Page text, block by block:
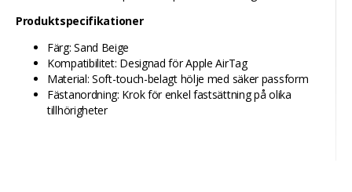
Produktspecifikationer
Färg: Sand Beige
Kompatibilitet: Designad för Apple AirTag
Material: Soft-touch-belagt hölje med säker passform
Fästanordning: Krok för enkel fastsättning på olika
tillhörigheter